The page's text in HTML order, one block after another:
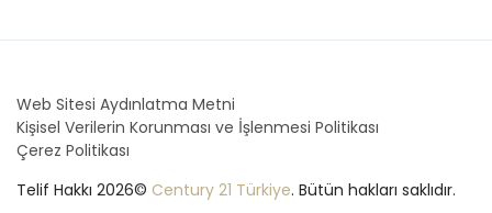
Web Sitesi Aydınlatma Metni
Kişisel Verilerin Korunması ve İşlenmesi Politikası
Çerez Politikası
Telif Hakkı 2026© Century 21 Türkiye. Bütün hakları saklıdır.